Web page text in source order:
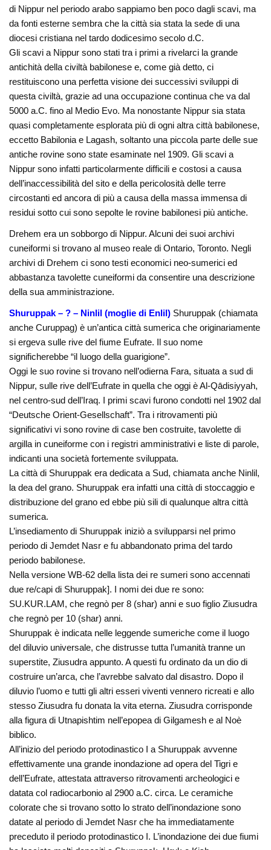
di Nippur nel periodo arabo sappiamo ben poco dagli scavi, ma
da fonti esterne sembra che la città sia stata la sede di una
diocesi cristiana nel tardo dodicesimo secolo d.C.
Gli scavi a Nippur sono stati tra i primi a rivelarci la grande
antichità della civiltà babilonese e, come già detto, ci
restituiscono una perfetta visione dei successivi sviluppi di
questa civiltà, grazie ad una occupazione continua che va dal
5000 a.C. fino al Medio Evo. Ma nonostante Nippur sia stata
quasi completamente esplorata più di ogni altra città babilonese,
eccetto Babilonia e Lagash, soltanto una piccola parte delle sue
antiche rovine sono state esaminate nel 1909. Gli scavi a
Nippur sono infatti particolarmente difficili e costosi a causa
dell’inaccessibilità del sito e della pericolosità delle terre
circostanti ed ancora di più a causa della massa immensa di
residui sotto cui sono sepolte le rovine babilonesi più antiche.
Drehem era un sobborgo di Nippur. Alcuni dei suoi archivi
cuneiformi si trovano al museo reale di Ontario, Toronto. Negli
archivi di Drehem ci sono testi economici neo-sumerici ed
abbastanza tavolette cuneiformi da consentire una descrizione
della sua amministrazione.
Shuruppak – ? – Ninlil (moglie di Enlil) Shuruppak (chiamata
anche Curuppag) è un’antica città sumerica che originariamente
si ergeva sulle rive del fiume Eufrate. Il suo nome
significherebbe “il luogo della guarigione”.
Oggi le suo rovine si trovano nell’odierna Fara, situata a sud di
Nippur, sulle rive dell’Eufrate in quella che oggi è Al-Qādisiyyah,
nel centro-sud dell’Iraq. I primi scavi furono condotti nel 1902 dal
“Deutsche Orient-Gesellschaft”. Tra i ritrovamenti più
significativi vi sono rovine di case ben costruite, tavolette di
argilla in cuneiforme con i registri amministrativi e liste di parole,
indicanti una società fortemente sviluppata.
La città di Shuruppak era dedicata a Sud, chiamata anche Ninlil,
la dea del grano. Shuruppak era infatti una città di stoccaggio e
distribuzione del grano ed ebbe più sili di qualunque altra città
sumerica.
L’insediamento di Shuruppak iniziò a svilupparsi nel primo
periodo di Jemdet Nasr e fu abbandonato prima del tardo
periodo babilonese.
Nella versione WB-62 della lista dei re sumeri sono accennati
due re/capi di Shuruppak]. I nomi dei due re sono:
SU.KUR.LAM, che regnò per 8 (shar) anni e suo figlio Ziusudra
che regnò per 10 (shar) anni.
Shuruppak è indicata nelle leggende sumeriche come il luogo
del diluvio universale, che distrusse tutta l’umanità tranne un
superstite, Ziusudra appunto. A questi fu ordinato da un dio di
costruire un’arca, che l’avrebbe salvato dal disastro. Dopo il
diluvio l’uomo e tutti gli altri esseri viventi vennero ricreati e allo
stesso Ziusudra fu donata la vita eterna. Ziusudra corrisponde
alla figura di Utnapishtim nell’epopea di Gilgamesh e al Noè
biblico.
All’inizio del periodo protodinastico I a Shuruppak avvenne
effettivamente una grande inondazione ad opera del Tigri e
dell’Eufrate, attestata attraverso ritrovamenti archeologici e
datata col radiocarbonio al 2900 a.C. circa. Le ceramiche
colorate che si trovano sotto lo strato dell’inondazione sono
datate al periodo di Jemdet Nasr che ha immediatamente
preceduto il periodo protodinastico I. L’inondazione dei due fiumi